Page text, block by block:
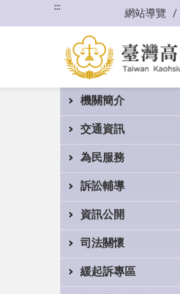
:::
網站導覽
機關簡介
交通資訊
為民服務
訴訟輔導
資訊公開
司法關懷
緩起訴專區